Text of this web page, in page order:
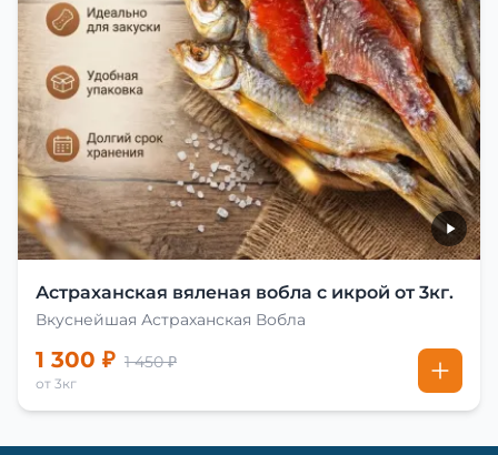
Астраханская вяленая вобла с икрой от 3кг.
Вкуснейшая Астраханская Вобла
1 300 ₽ 1 450 ₽
от 3кг